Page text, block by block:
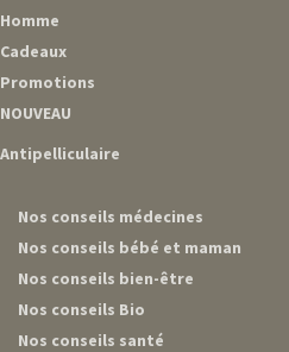
Homme
Cadeaux
Promotions
NOUVEAU
Antipelliculaire
Nos conseils médecines
Nos conseils bébé et maman
Nos conseils bien-être
Nos conseils Bio
Nos conseils santé